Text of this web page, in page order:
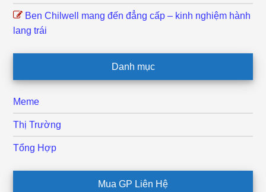
Ben Chilwell mang đến đẳng cấp – kinh nghiệm hành
lang trái
Danh mục
Meme
Thị Trường
Tổng Hợp
Mua GP Liên Hệ